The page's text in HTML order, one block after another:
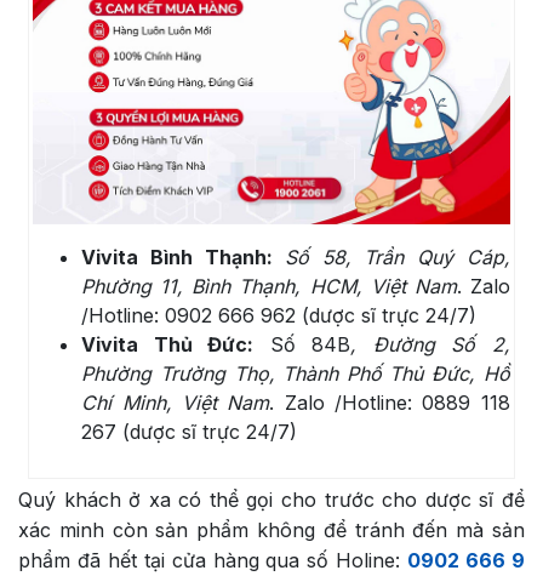
Vivita Bình Thạnh: Số 58, Trần Quý Cáp,
Phường 11, Bình Thạnh, HCM, Việt Nam. Zalo
/Hotline: 0902 666 962 (dược sĩ trực 24/7)
Vivita Thủ Đức: Số 84B, Đường Số 2,
Phường Trường Thọ, Thành Phố Thủ Đức, Hồ
Chí Minh, Việt Nam. Zalo /Hotline: 0889 118
267 (dược sĩ trực 24/7)
Quý khách ở xa có thể gọi cho trước cho dược sĩ để
xác minh còn sản phẩm không để tránh đến mà sản
phẩm đã hết tại cửa hàng qua số Holine: 0902 666 9